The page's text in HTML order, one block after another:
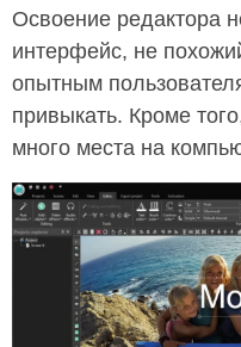
Освоение редактора
интерфейс, не
опытным
привыкать. Кроме
много места на